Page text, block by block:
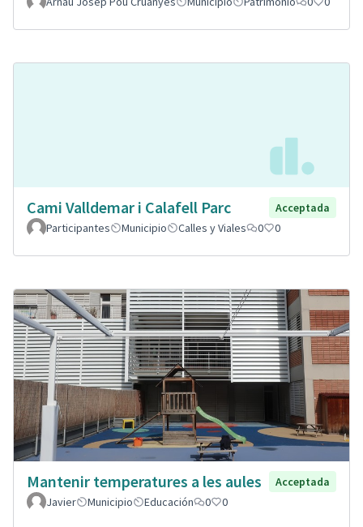
Cami Valldemar i Calafell Parc
Acceptada
Participantes
Municipio Calles y Viales 0 0
Mantenir temperatures a les aules
Acceptada
Javier
Municipio Educación 0 0